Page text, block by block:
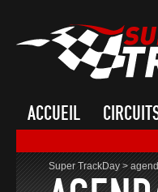
ACCUEIL
Super TrackDay>